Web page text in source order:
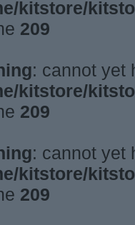
kitstore/
209
: cannot yet
kitstore/
209
: cannot yet
kitstore/
209